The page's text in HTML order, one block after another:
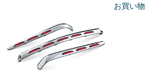
お買い